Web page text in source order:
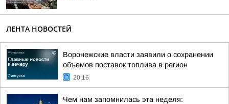
ЛЕНТА НОВОСТЕЙ
Воронежские власти заявили о сохранении
объемов поставок топлива в регион
20:16
Чем нам запомнилась эта неделя: